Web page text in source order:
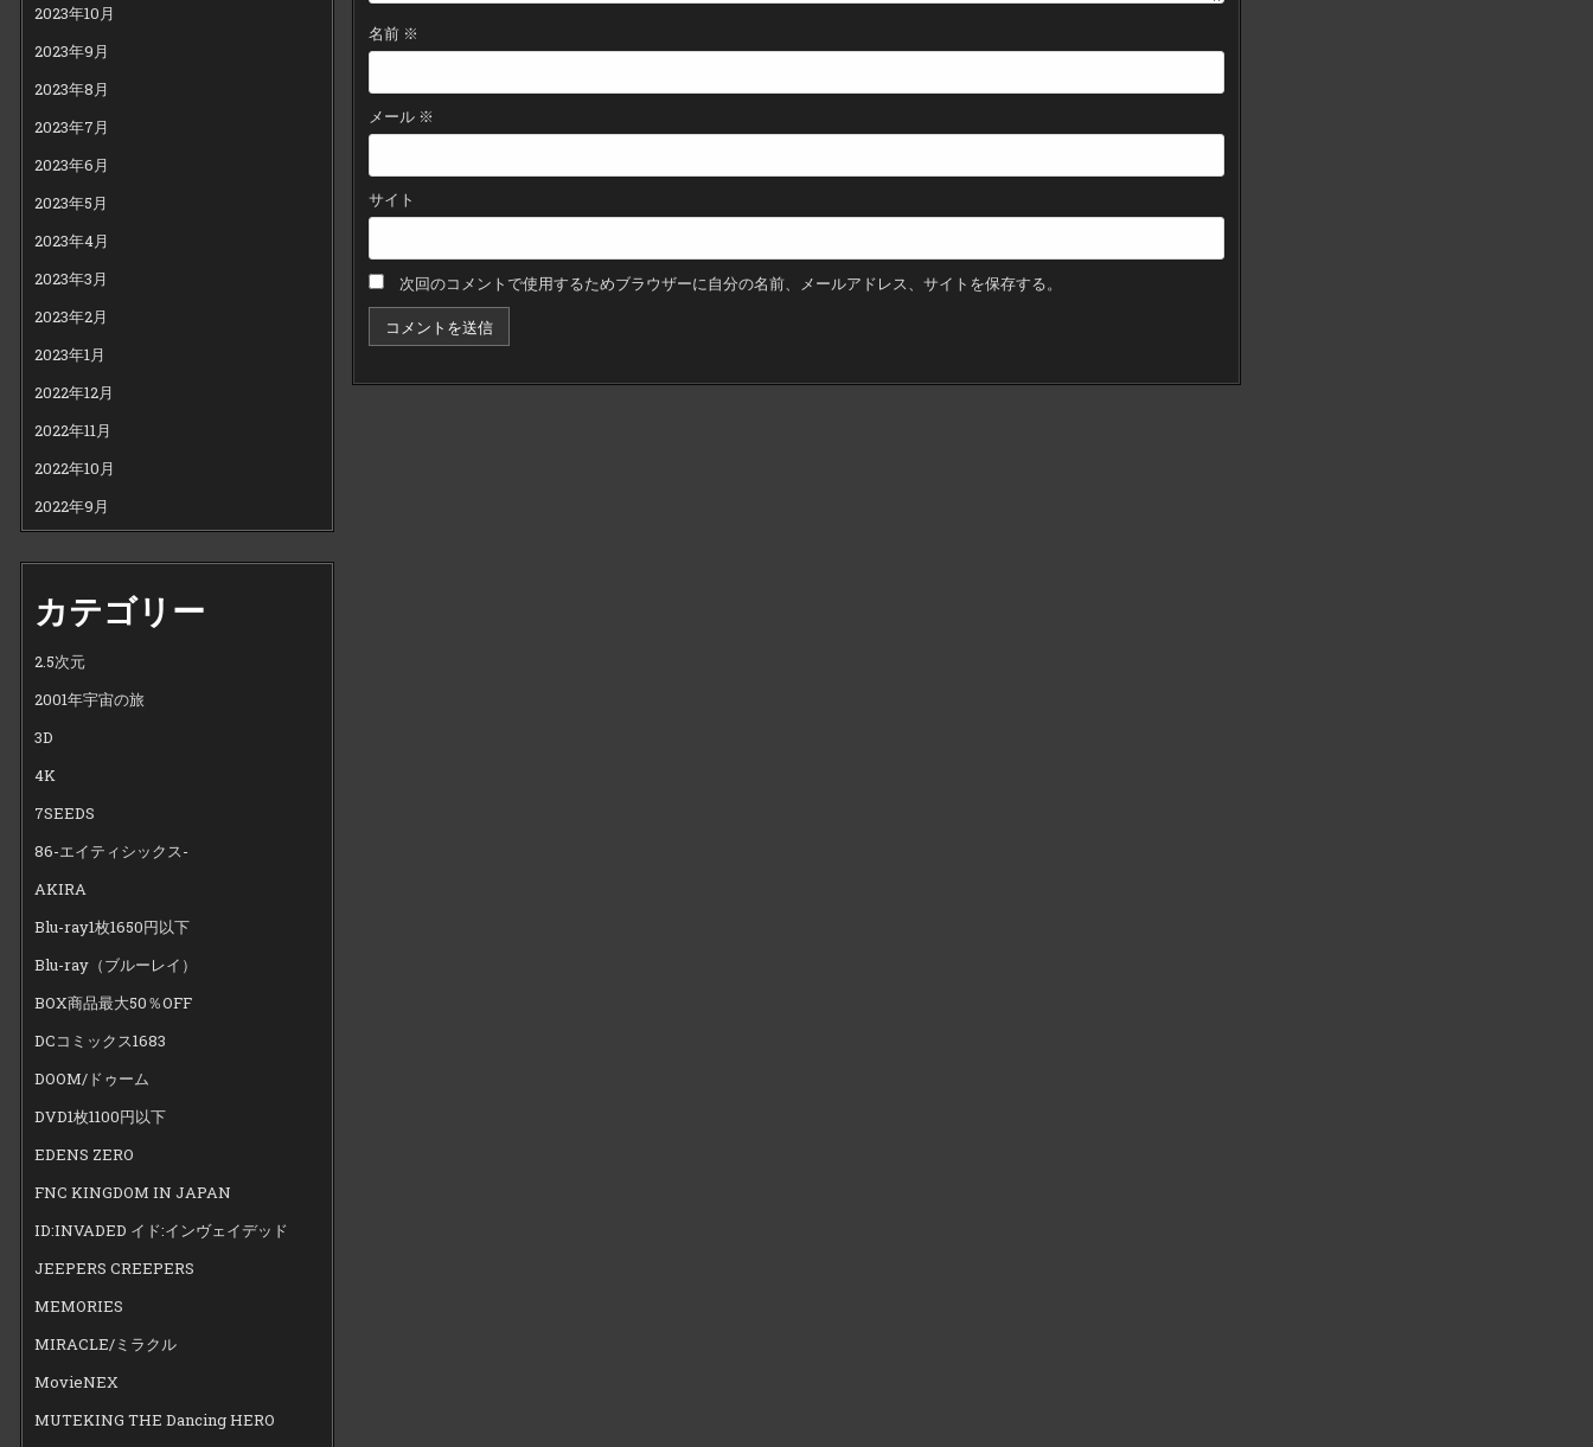
2023年10月
2023年9月
2023年8月
2023年7月
2023年6月
2023年5月
2023年4月
2023年3月
2023年2月
2023年1月
2022年12月
2022年11月
2022年10月
2022年9月
カテゴリー
2.5次元
2001年宇宙の旅
3D
4K
7SEEDS
86-エイティシックス-
AKIRA
Blu-ray1枚1650円以下
Blu-ray（ブルーレイ）
BOX商品最大50％OFF
DCコミックス1683
DOOM/ドゥーム
DVD1枚1100円以下
EDENS ZERO
FNC KINGDOM IN JAPAN
ID:INVADED イド:インヴェイデッド
JEEPERS CREEPERS
MEMORIES
MIRACLE/ミラクル
MovieNEX
MUTEKING THE Dancing HERO
名前 ※
メール ※
サイト
次回のコメントで使用するためブラウザーに自分の名前、メールアドレス、サイトを保存する。